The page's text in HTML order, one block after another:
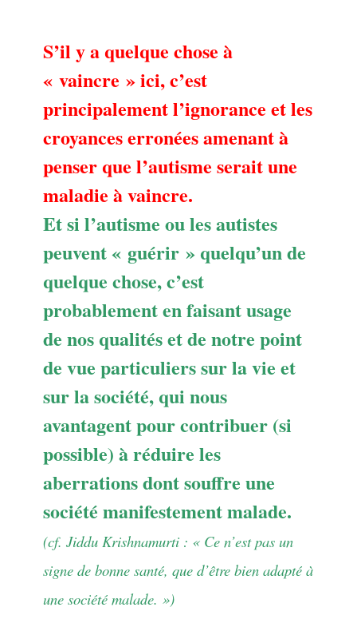
S’il y a quelque chose à
« vaincre » ici, c’est
principalement l’ignorance et les
croyances erronées amenant à
penser que l’autisme serait une
maladie à vaincre.
Et si l’autisme ou les autistes
peuvent « guérir » quelqu’un de
quelque chose, c’est
probablement en faisant usage
de nos qualités et de notre point
de vue particuliers sur la vie et
sur la société, qui nous
avantagent pour contribuer (si
possible) à réduire les
aberrations dont souffre une
société manifestement malade.
(cf. Jiddu Krishnamurti : « Ce n’est pas un
signe de bonne santé, que d’être bien adapté à
une société malade. »)